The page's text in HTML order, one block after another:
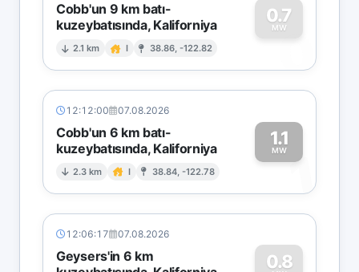
Cobb'un 9 km batı-
kuzeybatısında, Kaliforniya
2.1 km I 38.86, -122.82
0.7
MW
0
12:12:00 07.08.2026
Cobb'un 6 km batı-
kuzeybatısında, Kaliforniya
2.3 km I 38.84, -122.78
1.1
MW1
12:06:17 07.08.2026
Geysers'in 6 km
0.8